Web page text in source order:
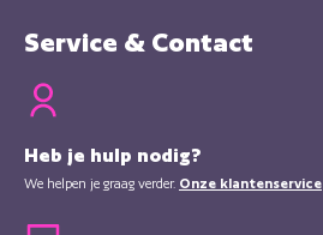
Service & Contact
Heb je hulp nodig?
We helpen je graag verder. Onze klantenservice